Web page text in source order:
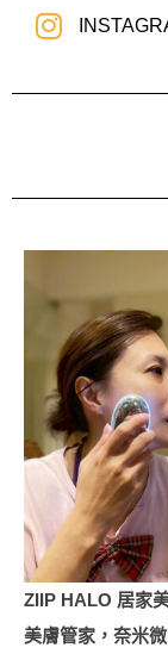
ZIIP HALO 居家
美膚管家，奈米